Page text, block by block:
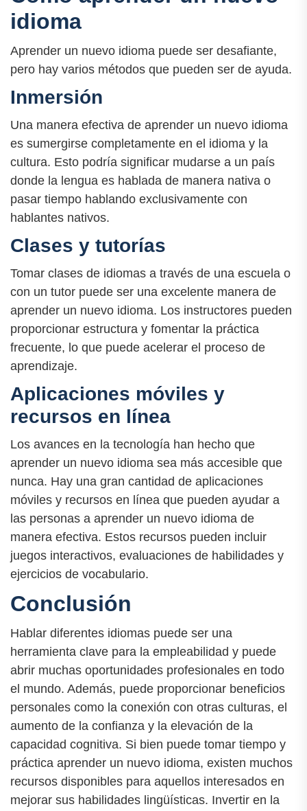
idioma
Aprender un nuevo idioma puede ser desafiante,
pero hay varios métodos que pueden ser de ayuda.
Inmersión
Una manera efectiva de aprender un nuevo idioma
es sumergirse completamente en el idioma y la
cultura. Esto podría significar mudarse a un país
donde la lengua es hablada de manera nativa o
pasar tiempo hablando exclusivamente con
hablantes nativos.
Clases y tutorías
Tomar clases de idiomas a través de una escuela o
con un tutor puede ser una excelente manera de
aprender un nuevo idioma. Los instructores pueden
proporcionar estructura y fomentar la práctica
frecuente, lo que puede acelerar el proceso de
aprendizaje.
Aplicaciones móviles y
recursos en línea
Los avances en la tecnología han hecho que
aprender un nuevo idioma sea más accesible que
nunca. Hay una gran cantidad de aplicaciones
móviles y recursos en línea que pueden ayudar a
las personas a aprender un nuevo idioma de
manera efectiva. Estos recursos pueden incluir
juegos interactivos, evaluaciones de habilidades y
ejercicios de vocabulario.
Conclusión
Hablar diferentes idiomas puede ser una
herramienta clave para la empleabilidad y puede
abrir muchas oportunidades profesionales en todo
el mundo. Además, puede proporcionar beneficios
personales como la conexión con otras culturas, el
aumento de la confianza y la elevación de la
capacidad cognitiva. Si bien puede tomar tiempo y
práctica aprender un nuevo idioma, existen muchos
recursos disponibles para aquellos interesados en
mejorar sus habilidades lingüísticas. Invertir en la